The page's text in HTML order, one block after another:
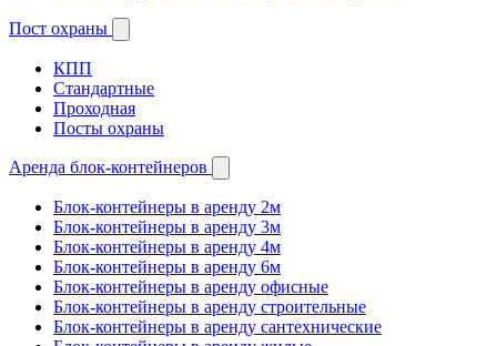
Пост охраны
КПП
Стандартные
Проходная
Посты охраны
Аренда блок-контейнеров
Блок-контейнеры в аренду 2м
Блок-контейнеры в аренду 3м
Блок-контейнеры в аренду 4м
Блок-контейнеры в аренду 6м
Блок-контейнеры в аренду офисные
Блок-контейнеры в аренду строительные
Блок-контейнеры в аренду сантехнические